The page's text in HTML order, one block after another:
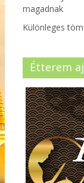
magadnak
Különleges
Étterem